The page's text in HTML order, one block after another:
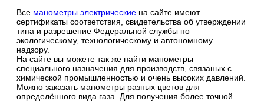
Все манометры электрические на сайте имеют
сертификаты соответствия, свидетельства об утверждении
типа и разрешение Федеральной службы по
экологическому, технологическому и автономному
надзору.
На сайте вы можете так же найти манометры
специального назначения для производств, связаных с
химической промышленностью и очень высоких давлений.
Можно заказать манометры разных цветов для
определённого вида газа. Для получения более точной